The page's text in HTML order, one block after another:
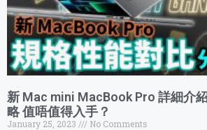
新 Mac mini MacBook Pro 詳細介
略 值唔值得入手？
January 25, 2023 No Comments